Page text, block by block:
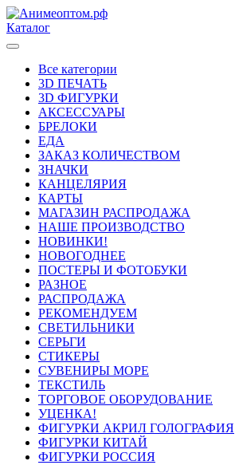
Каталог
Все категории
3D ПЕЧАТЬ
3D ФИГУРКИ
АКСЕССУАРЫ
БРЕЛОКИ
ЕДА
ЗАКАЗ КОЛИЧЕСТВОМ
ЗНАЧКИ
КАНЦЕЛЯРИЯ
КАРТЫ
МАГАЗИН РАСПРОДАЖА
НАШЕ ПРОИЗВОДСТВО
НОВИНКИ!
НОВОГОДНЕЕ
ПОСТЕРЫ И ФОТОБУКИ
РАЗНОЕ
РАСПРОДАЖА
РЕКОМЕНДУЕМ
СВЕТИЛЬНИКИ
СЕРЬГИ
СТИКЕРЫ
СУВЕНИРЫ МОРЕ
ТЕКСТИЛЬ
ТОРГОВОЕ ОБОРУДОВАНИЕ
УЦЕНКА!
ФИГУРКИ АКРИЛ ГОЛОГРАФИЯ
ФИГУРКИ КИТАЙ
ФИГУРКИ РОССИЯ